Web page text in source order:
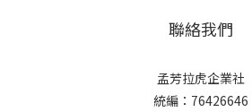
聯絡我們
孟芳拉虎企業社
統編：76426646